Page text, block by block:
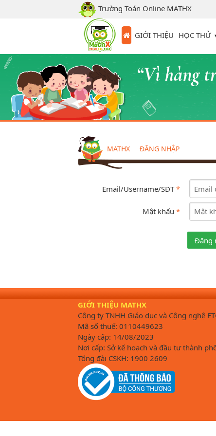
Trường Toán Online MATHX
GIỚI THIỆU HỌC THỬ
MATHX ĐĂNG NHẬP
Email/Username/SĐT*
Mật khẩu *
Đăng
GIỚI THIỆU MATHX
Công ty TNHH Giáo dục và Công nghệ
Mã số thuế: 0110449623
Ngày cấp: 14/08/2023
Nơi cấp: Sở kế hoạch và đầu tư thành
Tổng đài CSKH: 1900 2609